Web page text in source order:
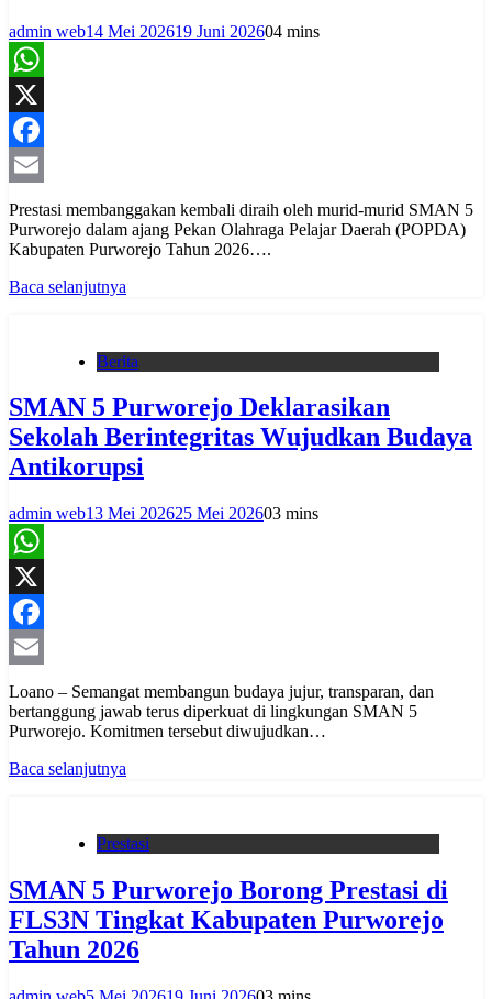
admin web14 Mei 202619 Juni 202604 mins
WhatsApp
X
Facebook
Email
Prestasi membanggakan kembali diraih oleh murid-murid SMAN 5
Purworejo dalam ajang Pekan Olahraga Pelajar Daerah (POPDA)
Kabupaten Purworejo Tahun 2026….
Baca selanjutnya
Berita
SMAN 5 Purworejo Deklarasikan
Sekolah Berintegritas Wujudkan Budaya
Antikorupsi
admin web13 Mei 202625 Mei 202603 mins
WhatsApp
X
Facebook
Email
Loano – Semangat membangun budaya jujur, transparan, dan
bertanggung jawab terus diperkuat di lingkungan SMAN 5
Purworejo. Komitmen tersebut diwujudkan…
Baca selanjutnya
Prestasi
SMAN 5 Purworejo Borong Prestasi di
FLS3N Tingkat Kabupaten Purworejo
Tahun 2026